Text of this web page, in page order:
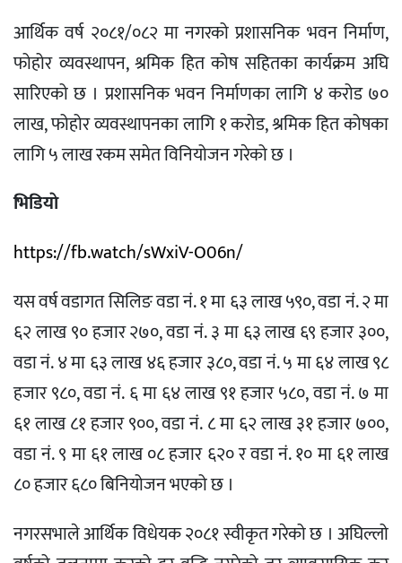
आर्थिक वर्ष २०८१/०८२ मा नगरको प्रशासनिक भवन निर्माण,
फोहोर व्यवस्थापन, श्रमिक हित कोष सहितका कार्यक्रम अघि
सारिएको छ । प्रशासनिक भवन निर्माणका लागि ४ करोड ७०
लाख, फोहोर व्यवस्थापनका लागि १ करोड, श्रमिक हित कोषका
लागि ५ लाख रकम समेत विनियोजन गरेको छ ।
भिडियाे
https://fb.watch/sWxiV-O06n/
यस वर्ष वडागत सिलिङ वडा नं. १ मा ६३ लाख ५९०, वडा नं. २ मा
६२ लाख ९० हजार २७०, वडा नं. ३ मा ६३ लाख ६९ हजार ३००,
वडा नं. ४ मा ६३ लाख ४६ हजार ३८०, वडा नं. ५ मा ६४ लाख ९८
हजार ९८०, वडा नं. ६ मा ६४ लाख ९१ हजार ५८०, वडा नं. ७ मा
६१ लाख ८१ हजार ९००, वडा नं. ८ मा ६२ लाख ३१ हजार ७००,
वडा नं. ९ मा ६१ लाख ०८ हजार ६२० र वडा नं. १० मा ६१ लाख
८० हजार ६८० बिनियोजन भएको छ ।
नगरसभाले आर्थिक विधेयक २०८१ स्वीकृत गरेको छ । अघिल्लो